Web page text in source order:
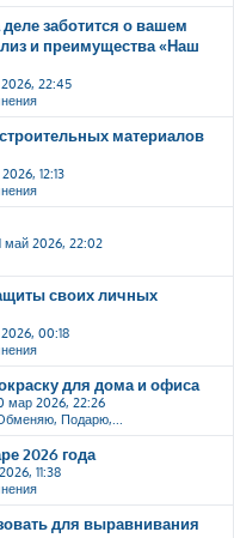
заботится о вашем
и преимущества «Наш
22:45
материалов
12:13
май 2026, 22:02
своих личных
00:18
для дома и офиса
мар 2026, 22:26
Подарю,...
2026 года
11:38
для выравнивания